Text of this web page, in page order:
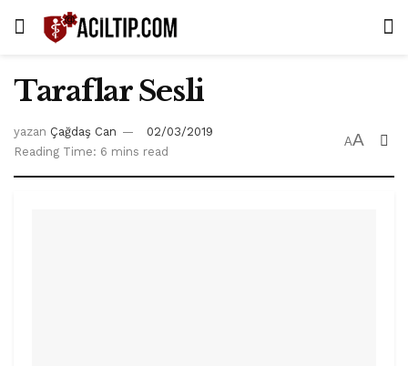
Taraflar Sesli
yazan Çağdaş Can
02/03/2019
Reading Time: 6 mins read
AA